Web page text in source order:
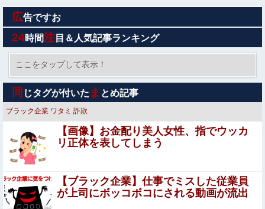
今後一切金を出さねぇぞ」私「えっ…」
エ□漫画『こわいお兄さんが優しい』をrawやhitomiを使わ
ずに無料で読む方法│sin
視聴者に嫌がられる番組ばかり作ったフジテレビ、自業自
得すぎる立場に陥ってしまい……
「Fate/EXTELLA」初回特典の赤青セイバー「純真のナイ
トドレス」デザイン＆スクショ公開！二人ともお美し
い…！
IカップAV女優さん(24)👙さらに増量してIカップになる
PTA会長「PTA参加拒否した親へ最終警告。こうなっても
いい？」
【画像】ゴールデンカムイを勢いで読んでても「何こい
つ…」ってなるシーンｗｗｗｗ
広告ですお
24時間注 目＆人気記事ランキング
ここをタップして表示！
同 じタグが付いた ま とめ記事
ブラック企業 ワタミ 詐欺
【画像】お金配り美人女性、指でウッカ
リ正体を表してしまう
【ブラック企業】仕事でミスした従業員
が上司にボッコボコにされる動画が流出